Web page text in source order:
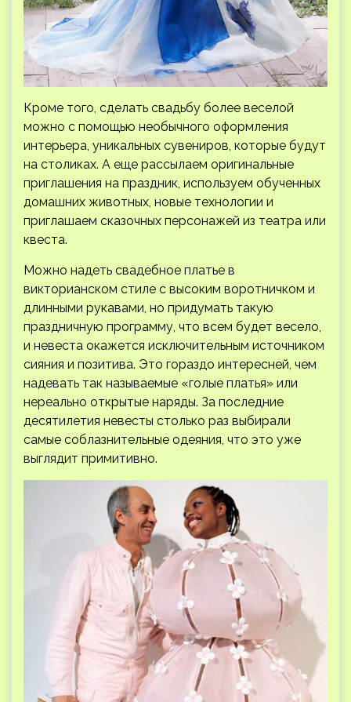
Кроме того, сделать свадьбу более веселой
можно с помощью необычного оформления
интерьера, уникальных сувениров, которые будут
на столиках. А еще рассылаем оригинальные
приглашения на праздник, используем обученных
домашних животных, новые технологии и
приглашаем сказочных персонажей из театра или
квеста.
Можно надеть свадебное платье в
викторианском стиле с высоким воротничком и
длинными рукавами, но придумать такую
праздничную программу, что всем будет весело,
и невеста окажется исключительным источником
сияния и позитива. Это гораздо интересней, чем
надевать так называемые «голые платья» или
нереально открытые наряды. За последние
десятилетия невесты столько раз выбирали
самые соблазнительные одеяния, что это уже
выглядит примитивно.